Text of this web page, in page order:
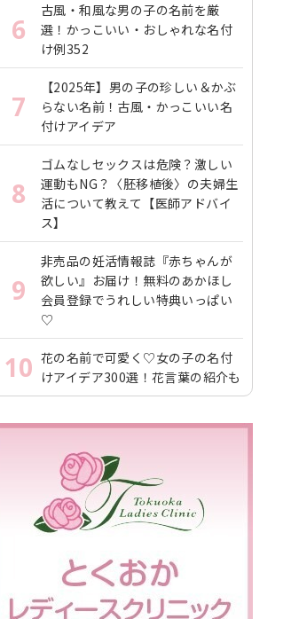
6
古風・和風な男の子の名前を厳
選！かっこいい・おしゃれな名付
け例352
7
【2025年】男の子の珍しい＆かぶ
らない名前！古風・かっこいい名
付けアイデア
8
ゴムなしセックスは危険？激しい
運動もNG？〈胚移植後〉の夫婦生
活について教えて【医師アドバイ
ス】
9
非売品の妊活情報誌『赤ちゃんが
欲しい』お届け！無料のあかほし
会員登録でうれしい特典いっぱい
♡
10 花の名前で可愛く♡女の子の名付
けアイデア300選！花言葉の紹介も